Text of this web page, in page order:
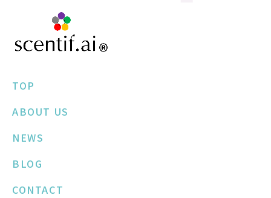
TOP
ABOUT US
NEWS
BLOG
CONTACT